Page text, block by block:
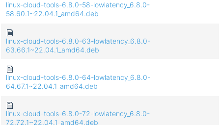
linux-cloud-tools-6.8.0-58-lowlatency_6.8.0-
58.60.1~22.04.1_amd64.deb
linux-cloud-tools-6.8.0-63-lowlatency_6.8.0-
63.66.1~22.04.1_amd64.deb
linux-cloud-tools-6.8.0-64-lowlatency_6.8.0-
64.67.1~22.04.1_amd64.deb
linux-cloud-tools-6.8.0-72-lowlatency_6.8.0-
72.72.1~22.04.1_amd64.deb